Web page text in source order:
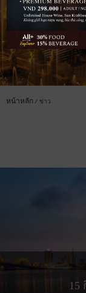
หน้าหลัก ข่าว
15